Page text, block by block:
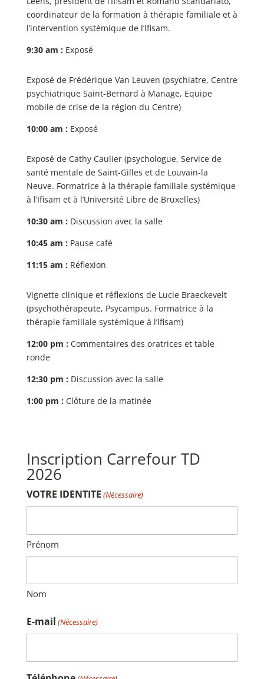
coordinateur de la formation à thérapie familiale et à
l’intervention systémique de l’Ifisam.
9:30 am : Exposé
Exposé de Frédérique Van Leuven (psychiatre, Centre
psychiatrique Saint-Bernard à Manage, Equipe
mobile de crise de la région du Centre)
10:00 am : Exposé
Exposé de Cathy Caulier (psychologue, Service de
santé mentale de Saint-Gilles et de Louvain-la
Neuve. Formatrice à la thérapie familiale systémique
à l’Ifisam et à l’Université Libre de Bruxelles)
10:30 am : Discussion avec la salle
10:45 am : Pause café
11:15 am : Réflexion
Vignette clinique et réflexions de Lucie Braeckevelt
(psychothérapeute, Psycampus. Formatrice à la
thérapie familiale systémique à l’Ifisam)
12:00 pm : Commentaires des oratrices et table
ronde
12:30 pm : Discussion avec la salle
1:00 pm : Clôture de la matinée
Inscription Carrefour TD
2026
VOTRE IDENTITE (Nécessaire)
Prénom
Nom
E-mail (Nécessaire)